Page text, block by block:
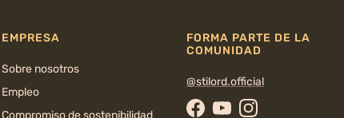
EMPRESA
Sobre nosotros
Empleo
Compromiso de sostenibilidad
FORMA PARTE DE LA
COMUNIDAD
@stilord.official